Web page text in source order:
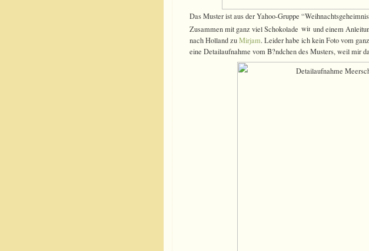
Das Muster ist aus der Yahoo-Gruppe
Zusammen mit ganz viel Schokolade
und einem
nach Holland zuMirjam. Leider habe ich kein Foto vom
eine Detailaufnahme vom B?ndchen des Musters, weil mir